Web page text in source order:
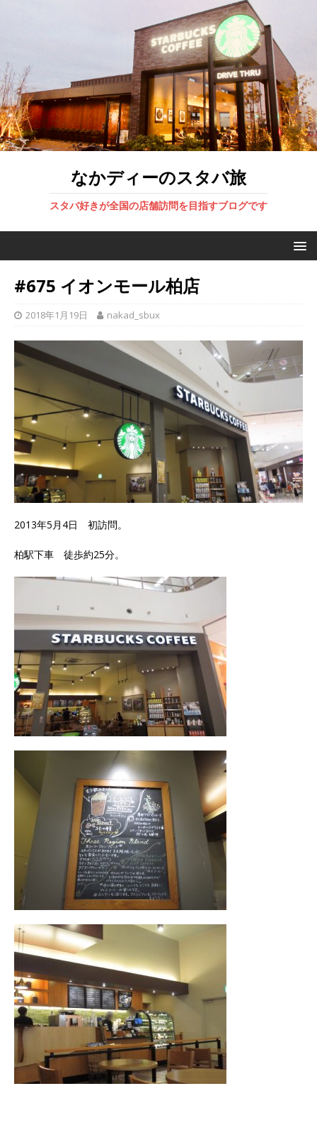
なかディーのスタバ旅
スタバ好きが全国の店舗訪問を目指すブログです
#675 イオンモール柏店
2018年1月19日 nakad_sbux
2013年5月4日 初訪問。
柏駅下車 徒歩約25分。